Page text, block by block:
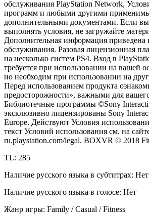
обслуживания PlayStation Network,
программ и любыми другими
дополнительными документами. Если
выполнять условия, не загружайте
Дополнительная информация приведена
обслуживания. Разовая лицензионная
на несколько систем PS4. Вход в
требуется при использовании на вашей
но необходим при использовании на
Перед использованием продукта
предосторожности», важными для
Библиотечные программы ©Sony
эксклюзивно лицензированы Sony
Europe. Действуют Условия
текст Условий использования см. на
ru.playstation.com/legal. BOXVR © 2018
TL: 285
Наличие русского языка в субтитрах: Нет
Наличие русского языка в голосе: Нет
Жанр игры: Family / Casual / Fitness